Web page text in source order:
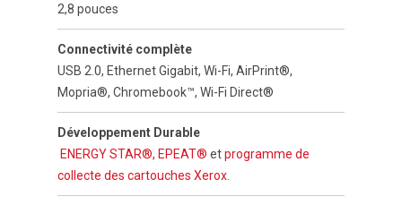
2,8 pouces
Connectivité complète
USB 2.0, Ethernet Gigabit, Wi-Fi, AirPrint®,
Mopria®, Chromebook™, Wi-Fi Direct®
Développement Durable
ENERGY STAR®, EPEAT® etprogramme de
collecte des cartouches Xerox.